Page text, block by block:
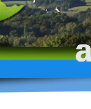
TOURISME
HISTOIRE